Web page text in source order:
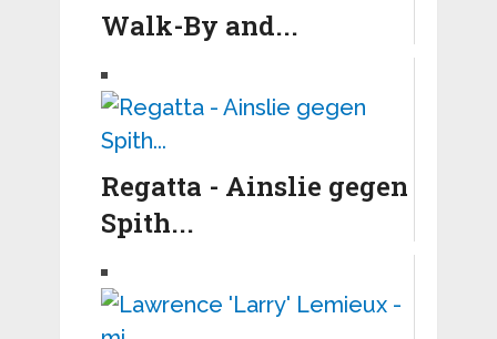
Walk-By and...
Regatta - Ainslie gegen
Spith...